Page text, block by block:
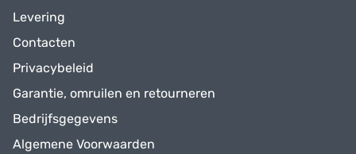
Levering
Contacten
Privacybeleid
Garantie, omruilen en retourneren
Bedrijfsgegevens
Algemene Voorwaarden